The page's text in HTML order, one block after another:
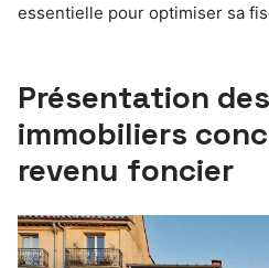
essentielle pour optimiser sa
Présentation
immobiliers
revenu foncier